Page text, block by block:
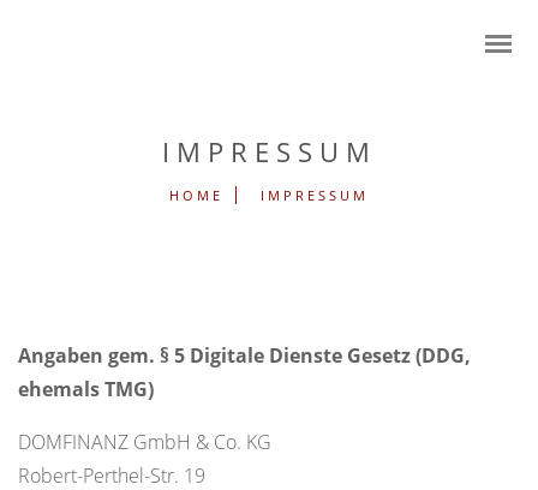
IMPRESSUM
HOME IMPRESSUM
Angaben gem. § 5 Digitale Dienste Gesetz (DDG,
ehemals TMG)
DOMFINANZ GmbH & Co. KG
Robert-Perthel-Str. 19